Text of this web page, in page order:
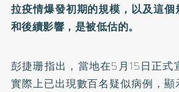
拉疫情爆發初期的規模，以及這
和後續影響，是被低估的。
彭捷珊指出，當地在5月15日正式
實際上已出現數百名疑似病例，